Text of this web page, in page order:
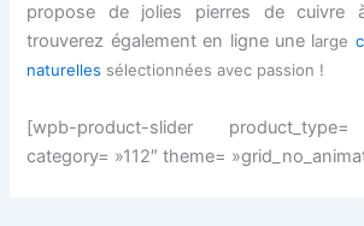
propose de jolies pierres de cuivre
trouverez également en ligne une large
naturelles sélectionnées avec passion !
[wpb-product-slider
category= »112″ theme=